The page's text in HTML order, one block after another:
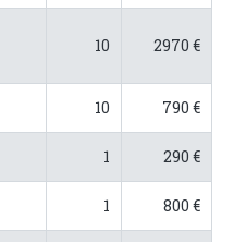
10 2970 €
10 790 €
1 290 €
1 800 €